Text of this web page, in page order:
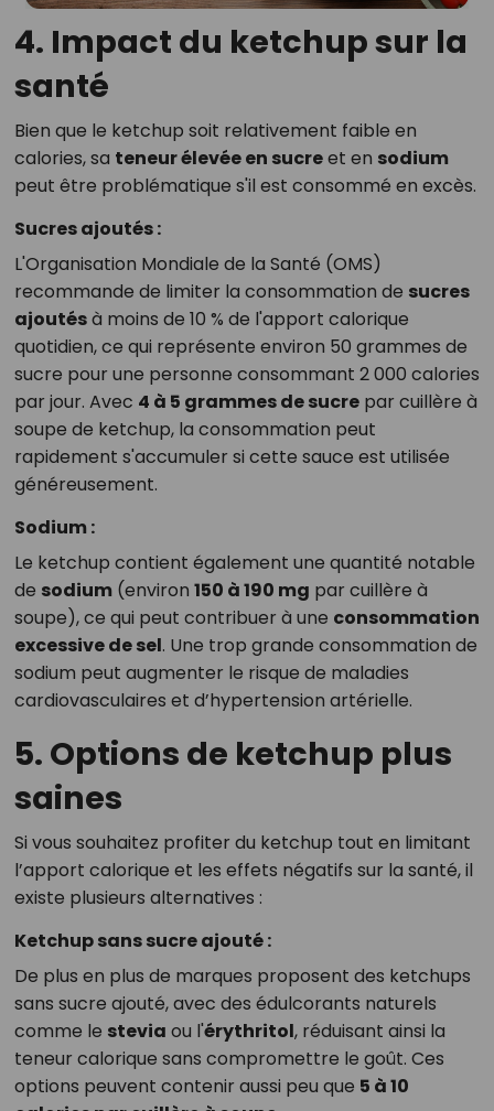
4. Impact du ketchup sur la
santé
Bien que le ketchup soit relativement faible en
calories, sa teneur élevée en sucreet en sodium
peut être problématique s'il est consommé en excès.
Sucres ajoutés :
L'Organisation Mondiale de la Santé (OMS)
recommande de limiter la consommation de sucres
ajoutésà moins de 10 % de l'apport calorique
quotidien, ce qui représente environ 50 grammes de
sucre pour une personne consommant 2 000 calories
par jour. Avec 4 à 5 grammes de sucrepar cuillère à
soupe de ketchup, la consommation peut
rapidement s'accumuler si cette sauce est utilisée
généreusement.
Sodium :
Le ketchup contient également une quantité notable
de sodium(environ 150 à 190 mg par cuillère à
soupe), ce qui peut contribuer à une consommation
excessive de sel. Une trop grande consommation de
sodium peut augmenter le risque de maladies
cardiovasculaires et d’hypertension artérielle.
5. Options de ketchup plus
saines
Si vous souhaitez profiter du ketchup tout en limitant
l’apport calorique et les effets négatifs sur la santé, il
existe plusieurs alternatives :
Ketchup sans sucre ajouté :
De plus en plus de marques proposent des ketchups
sans sucre ajouté, avec des édulcorants naturels
comme le stevia ou l'érythritol, réduisant ainsi la
teneur calorique sans compromettre le goût. Ces
options peuvent contenir aussi peu que 5 à 10